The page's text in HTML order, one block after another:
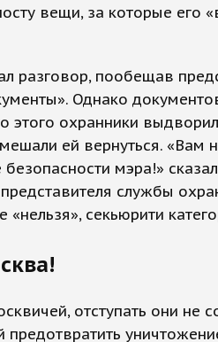
вещи, за которые его
разговор, пообещав
Однако
этого охранники
ей вернуться. «Вам
мэра!»
службы
«нельзя», секьюрити
отступать они не
предотвратить